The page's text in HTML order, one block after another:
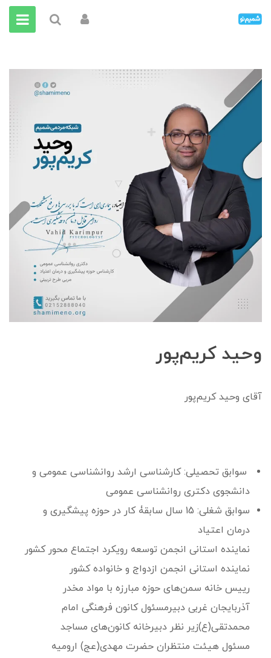
وحید کریم‌پور
آقای وحید کریم‌پور
سوابق تحصیلی: کارشناسی ارشد روانشناسی عمومی و
دانشجوی دکتری روانشناسی عمومی
سوابق شغلی: 15 سال سابقۀ کار در حوزه پیشگیری و
درمان اعتیاد
نماینده استانی انجمن توسعه رویکرد اجتماع محور کشور
نماینده استانی انجمن ازدواج و خانواده کشور
رییس خانه سمن‌های حوزه مبارزه با مواد مخدر
آذربایجان غربی دبیرمسئول کانون فرهنگی امام
محمدتقی(ع)زیر نظر دبیرخانه کانون‌های مساجد
مسئول هیئت منتظران حضرت مهدی(عج) ارومیه